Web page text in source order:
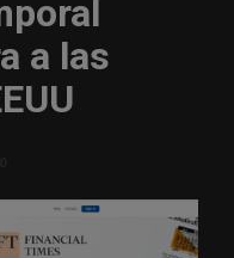
a las